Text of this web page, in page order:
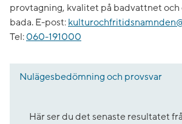
provtagning, kvalitet på badvattnet och
bada. E-post:
Tel: 060-191000
Nulägesbedömning och provsvar
Här ser du det senaste resultatet